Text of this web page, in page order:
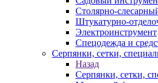
Столярно-
Штукатурно-
Электроинструмент
Спецодежда и
Серпянки, сетки,
Назад
Серпянки, сетки,